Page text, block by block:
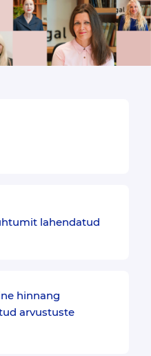
lahendatud
hinnang
arvustuste